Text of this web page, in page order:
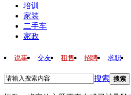
培训
家装
二手车
家政
说事 交友 租售 招聘 求职
搜索 搜索